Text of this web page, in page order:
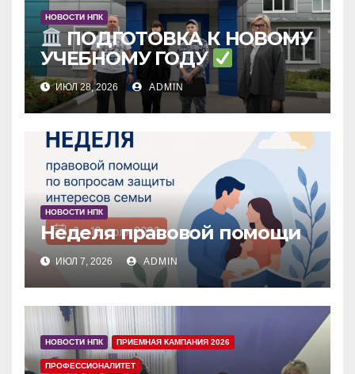
НОВОСТИ НПК
ПОДГОТОВКА К НОВОМУ
УЧЕБНОМУ ГОДУ
ИЮЛ 28, 2026 ADMIN
НОВОСТИ НПК
Неделя правовой помощи
ИЮЛ 7, 2026 ADMIN
НОВОСТИ НПК ПРИЕМНАЯ КАМПАНИЯ 2026
ПРОФЕССИОНАЛИТЕТ